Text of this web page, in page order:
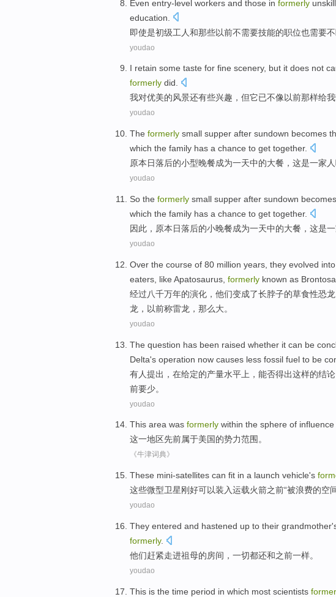
Even entry-level workers and those in formerly
education
即使是初级工人和那些以前不需要技能的职位也需要
youdao
I retain some taste for fine scenery, but it does not
formerly did.
我对优美的风景还有些兴趣 ， 但它已不像以前那样给我
youdao
The formerly small supper after sundown becomes
which the family has a chance to get together.
原本日落后的小型晚餐成为一天中的大餐 ， 这是一家人
youdao
So the formerly small supper after sundown becomes
which the family has a chance to get together.
因此 ， 原本日落后的小晚餐成为一天中的大餐 ， 这是
youdao
Over the course of 80 million years they evolved
eaters like Apatosaurus, formerly known as
经过八千万年的演化 ， 他们变成了长脖子的草食性恐
龙， 以前称雷龙， 那么大。
youdao
The question has been raised whether it can be
Delta's operation now causes less fossil fuel to be
有人提出 ， 在给定的产量水平上 ， 能否得出这样的结论
前要少。
youdao
This area was formerly within the sphere of
这一地区先前属于美国的势力范围。
《牛津词典》
These mini-satellites can fit in a launch vehicle's
这些微型卫星刚好可以装入运载火箭之前“被浪费的空
youdao
They entered and hastened up to their grandmother
formerly.
他们赶紧走进祖母的房间 ， 一切都还和之前一样。
youdao
This is the time period in which most scientists